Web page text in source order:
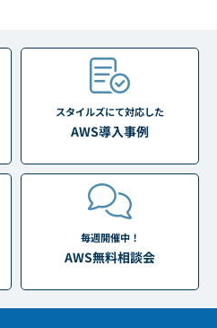
スタイルズにて対応した
AWS導入事例
毎週開催中！
AWS無料相談会